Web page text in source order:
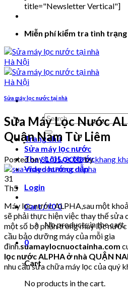
title="Newsletter Vertical"]
Miễn phí kiểm tra tình
Search
for:
Trang chủ
Sửa máy lọc nước
Thay Lõi Lọc Nước
Video hướng dẫn
Login
Cart /₫00
No products in the cart.
0
Cart
No products in the cart.
Sửa máy lọc nước tại nhà
Sửa Máy Lọc Nước
Quận Nam Từ Liêm
Posted on31/05/2022bykhang
31
Th5
Máy lọc nước ALPHA,sau một
sẽ phải thực hiện việc thay thế sửa
một số bộ phận trong máy lọc
cầu bảo dưỡng máy của mỗi gia
đình.suamaylocnuoctainha.com
lọc nước ALPHA ở nhà QUẬN
nhu cầu sửa chữa máy lọc của quý